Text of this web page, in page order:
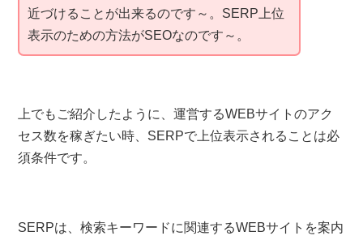
近づけることが出来るのです～。SERP上位
表示のための方法がSEOなのです～。
上でもご紹介したように、運営するWEBサイトのアク
セス数を稼ぎたい時、SERPで上位表示されることは必
須条件です。
SERPは、検索キーワードに関連するWEBサイトを案内